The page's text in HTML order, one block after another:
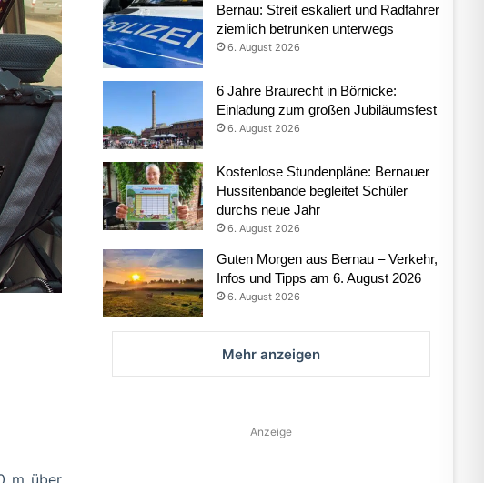
m über
Bernau: Streit eskaliert und Radfahrer
ziemlich betrunken unterwegs
6. August 2026
6 Jahre Braurecht in Börnicke:
Einladung zum großen Jubiläumsfest
6. August 2026
Kostenlose Stundenpläne: Bernauer
Hussitenbande begleitet Schüler
durchs neue Jahr
6. August 2026
Guten Morgen aus Bernau – Verkehr,
Infos und Tipps am 6. August 2026
6. August 2026
Mehr anzeigen
Anzeige